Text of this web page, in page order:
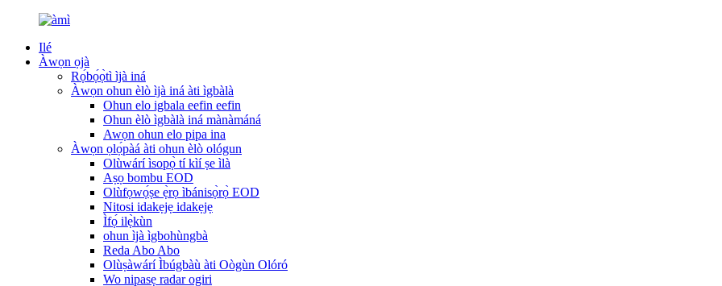
Ilé
Àwọn ọjà
Rọ́bọ́ọ̀tì ìjà iná
Àwọn ohun èlò ìjà iná àti ìgbàlà
Ohun elo igbala eefin eefin
Ohun èlò ìgbàlà iná mànàmáná
Awọn ohun elo pipa ina
Àwọn ọlọ́pàá àti ohun èlò ológun
Olùwárí ìsopọ̀ tí kìí ṣe ìlà
Aṣọ bombu EOD
Olùfọwọ́ṣe ẹ̀rọ ìbánisọ̀rọ̀ EOD
Nitosi idakẹjẹ idakẹjẹ
Ìfọ́ ilẹ̀kùn
ohun ìjà ìgbohùngbà
Reda Abo Abo
Olùṣàwárí Ìbúgbàù àti Oògùn Olóró
Wo nipasẹ radar ogiri